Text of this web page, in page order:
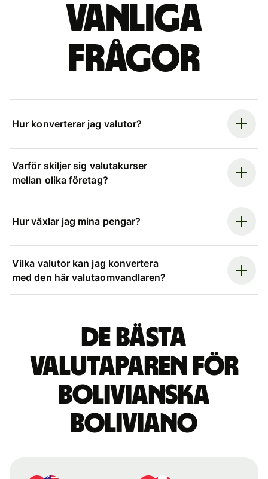
Vanliga
frågor
Hur konverterar jag valutor?
Varför skiljer sig valutakurser
mellan olika företag?
Hur växlar jag mina pengar?
Vilka valutor kan jag konvertera
med den här valutaomvandlaren?
De bästa
valutaparen för
bolivianska
boliviano